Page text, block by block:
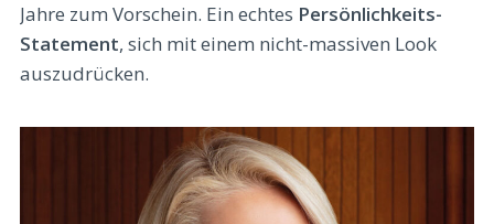
Jahre zum Vorschein. Ein echtes Persönlichkeits-
Statement, sich mit einem nicht-massiven Look
auszudrücken.